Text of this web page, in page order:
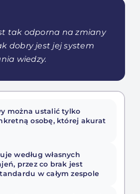
tak odporna na zmiany
dobry jest jej system
wiedzy.
można ustalić tylko
osobę, której akurat
według własnych
przez co brak jest
w całym zespole